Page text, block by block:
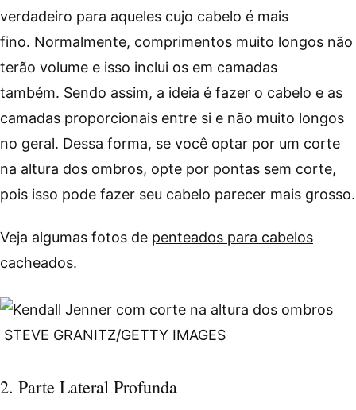
verdadeiro para aqueles cujo cabelo é mais
fino. Normalmente, comprimentos muito longos não
terão volume e isso inclui os em camadas
também. Sendo assim, a ideia é fazer o cabelo e as
camadas proporcionais entre si e não muito longos
no geral. Dessa forma, se você optar por um corte
na altura dos ombros, opte por pontas sem corte,
pois isso pode fazer seu cabelo parecer mais grosso.
Veja algumas fotos de penteados para cabelos
cacheados.
STEVE GRANITZ/GETTY IMAGES
2. Parte Lateral Profunda